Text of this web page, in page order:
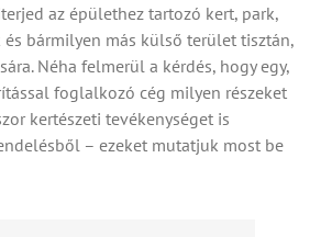
az épülethez tartozó kert, park,
és bármilyen más külső terület tisztán,
Néha felmerül a kérdés, hogy egy,
foglalkozó cég milyen részeket
kertészeti tevékenységet is
– ezeket mutatjuk most be